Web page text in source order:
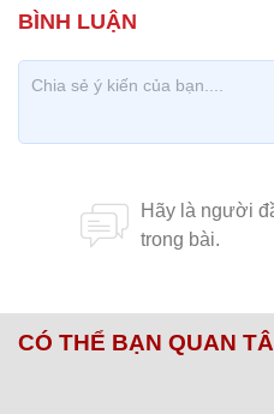
CÓ THỂ BẠN QUAN